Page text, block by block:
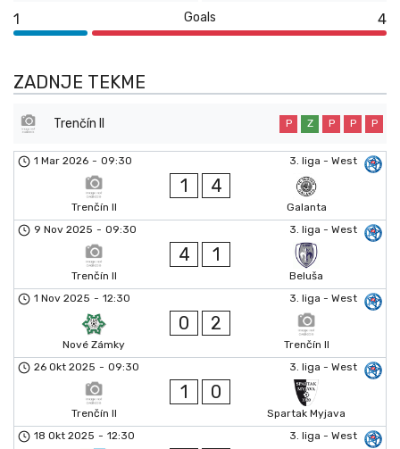
1 Goals 4
ZADNJE TEKME
Trenčín II P Z P P P
3. liga - West
1 Mar 2026 - 09:30
Trenčín II
1 4
Galanta
3. liga - West
9 Nov 2025 - 09:30
Trenčín II
4 1
Beluša
3. liga - West
1 Nov 2025 - 12:30
Nové Zámky
0 2
Trenčín II
3. liga - West
26 Okt 2025 - 09:30
Trenčín II
1 0
Spartak Myjava
3. liga - West
18 Okt 2025 - 12:30